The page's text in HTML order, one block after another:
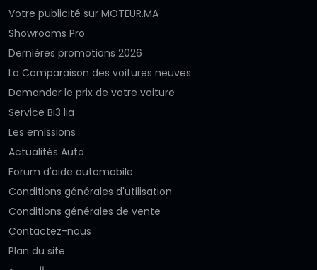
Votre publicité sur MOTEUR.MA
Showrooms Pro
Dernières promotions 2026
La Comparaison des voitures neuves
Demander le prix de votre voiture
Service Bi3 lia
Les emissions
Actualités Auto
Forum d'aide automobile
Conditions générales d'utilisation
Conditions générales de vente
Contactez-nous
Plan du site